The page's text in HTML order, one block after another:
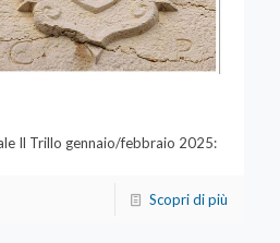
Il Trillo gennaio/febbraio 2025:
Scopri di più